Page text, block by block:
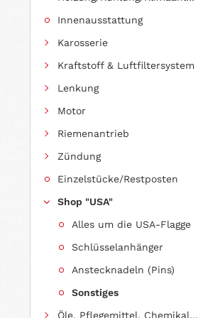
Innenausstattung
Karosserie
Kraftstoff & Luftfiltersystem
Lenkung
Motor
Riemenantrieb
Zündung
Einzelstücke/Restposten
Shop "USA"
Alles um die USA-Flagge
Schlüsselanhänger
Anstecknadeln (Pins)
Sonstiges
Öle, Pflegemittel, Chemikalien und Additive